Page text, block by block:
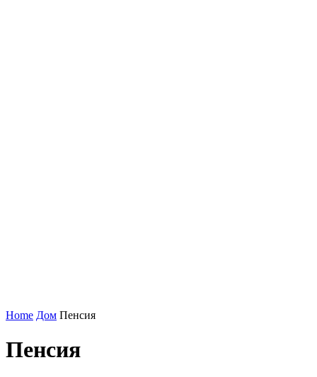
Home Дом Пенсия
Пенсия